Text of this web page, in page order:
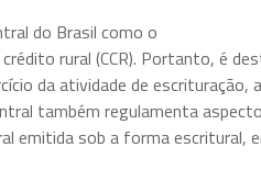
do Brasil como o
rural (CCR). Portanto, é
da atividade de escrituração,
também regulamenta
emitida sob a forma